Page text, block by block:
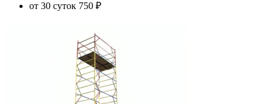
от 30 суток 750 ₽